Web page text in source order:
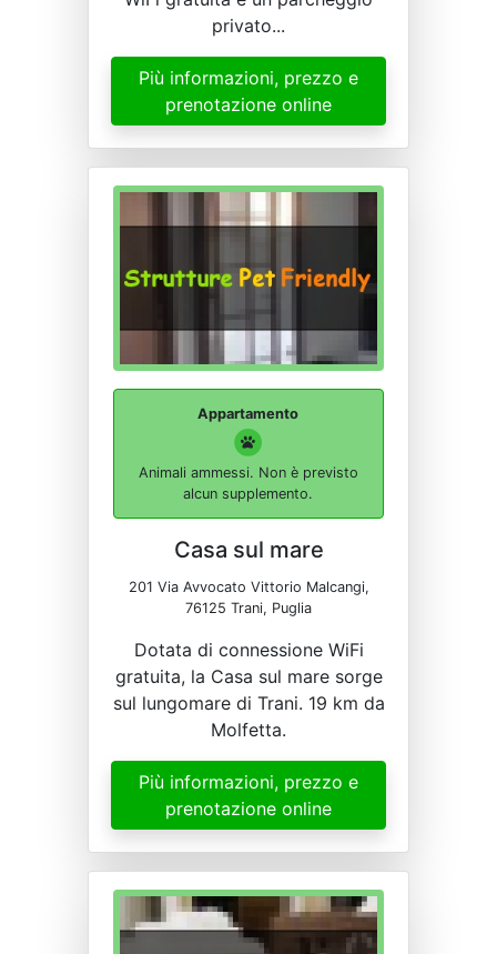
privato...
Più informazioni, prezzo e
prenotazione online
Appartamento
Animali ammessi. Non è previsto
alcun supplemento.
Casa sul mare
201 Via Avvocato Vittorio Malcangi,
76125 Trani, Puglia
Dotata di connessione WiFi
gratuita, la Casa sul mare sorge
sul lungomare di Trani. 19 km da
Molfetta.
Più informazioni, prezzo e
prenotazione online